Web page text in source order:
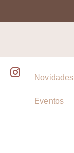
Novidades
Eventos